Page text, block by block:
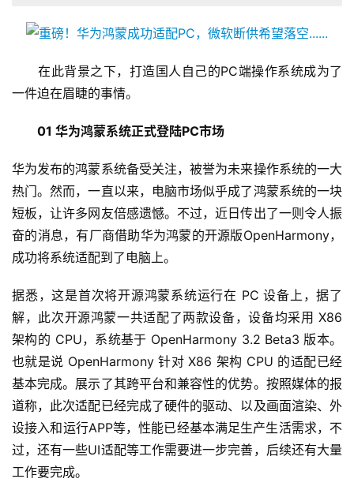
在此背景之下，打造国人自己的PC端操作系统成为了
一件迫在眉睫的事情。
01 华为鸿蒙系统正式登陆PC市场
华为发布的鸿蒙系统备受关注，被誉为未来操作系统的一大
热门。然而，一直以来，电脑市场似乎成了鸿蒙系统的一块
短板，让许多网友倍感遗憾。不过，近日传出了一则令人振
奋的消息，有厂商借助华为鸿蒙的开源版OpenHarmony，
成功将系统适配到了电脑上。
据悉，这是首次将开源鸿蒙系统运行在 PC 设备上，据了
解，此次开源鸿蒙一共适配了两款设备，设备均采用 X86
架构的 CPU，系统基于 OpenHarmony 3.2 Beta3 版本。
也就是说 OpenHarmony 针对 X86 架构 CPU 的适配已经
基本完成。展示了其跨平台和兼容性的优势。按照媒体的报
道称，此次适配已经完成了硬件的驱动、以及画面渲染、外
设接入和运行APP等，性能已经基本满足生产生活需求，不
过，还有一些UI适配等工作需要进一步完善，后续还有大量
工作要完成。